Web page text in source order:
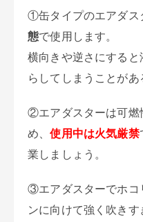
①缶タイプのエアダス
態で使用します。
横向きや逆さにする
らしてしまうことがあ
②エアダスターは可燃
め、使用中は火気厳禁
業しましょう。
③エアダスターでホコ
ンに向けて強く吹き